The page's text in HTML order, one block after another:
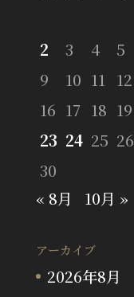
2
3 4 5
9
10 11 12
16 17 18 19
23 24 25 26
30
« 8月
10月 »
アーカイブ
2026年8月